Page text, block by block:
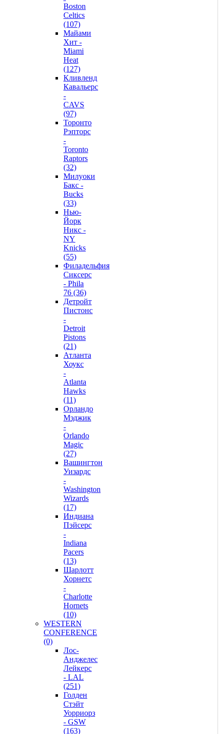
Boston
Celtics
(107)
Майами
Хит -
Miami
Heat
(127)
Кливленд
Кавальерс
-
CAVS
(97)
Торонто
Рэпторс
-
Toronto
Raptors
(32)
Милуоки
Бакс -
Bucks
(33)
Нью-
Йорк
Никс -
NY
Knicks
(55)
Филадельфия
Сиксерс
- Phila
76 (36)
Детройт
Пистонс
-
Detroit
Pistons
(21)
Атланта
Хоукс
-
Atlanta
Hawks
(11)
Орландо
Мэджик
-
Orlando
Magic
(27)
Вашингтон
Уизардс
-
Washington
Wizards
(17)
Индиана
Пэйсерс
-
Indiana
Pacers
(13)
Шарлотт
Хорнетс
-
Charlotte
Hornets
(10)
WESTERN
CONFERENCE
(0)
Лос-
Анджелес
Лейкерс
- LAL
(251)
Голден
Стэйт
Уорриорз
- GSW
(163)